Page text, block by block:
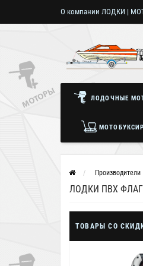
О компании ЛОДКИ |
ЛОДОЧНЫЕ
Производители
ЛОДКИ ПВХ
ТОВАРЫ СО